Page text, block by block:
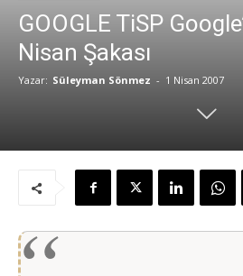
GOOGLE TiSP
Nisan Şakası
Yazar: Süleyman Sönmez - 1 Nisan 2007